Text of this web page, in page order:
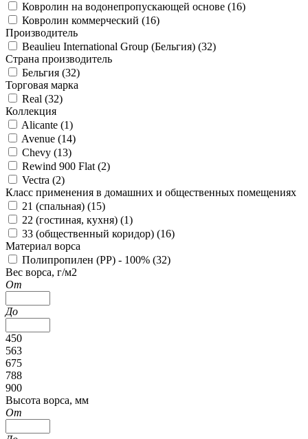
Ковролин на водонепропускающей основе (16)
Ковролин коммерческий (16)
Производитель
Beaulieu International Group (Бельгия) (32)
Страна производитель
Бельгия (32)
Торговая марка
Real (32)
Коллекция
Alicante (1)
Avenue (14)
Chevy (13)
Rewind 900 Flat (2)
Vectra (2)
Класс применения в домашних и общественных помещениях
21 (спальная) (15)
22 (гостиная, кухня) (1)
33 (общественный коридор) (16)
Материал ворса
Полипропилен (PP) - 100% (32)
Вес ворса, г/м2
От
До
450
563
675
788
900
Высота ворса, мм
От